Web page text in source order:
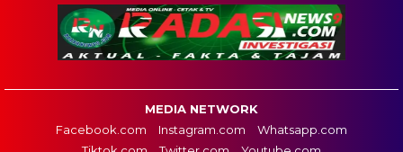
MEDIA NETWORK
Facebook.com
Instagram.com
Whatsapp.com